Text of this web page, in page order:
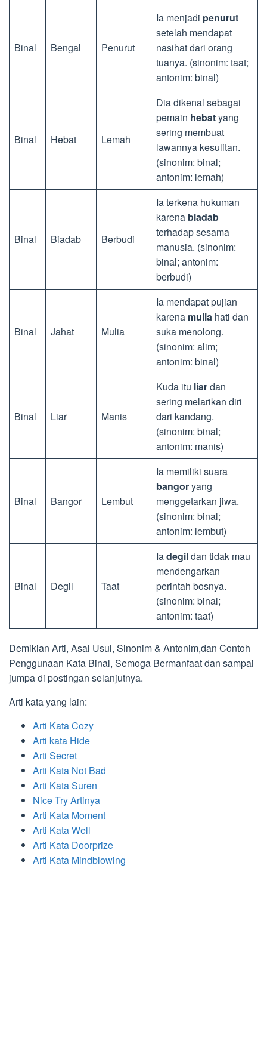
Binal Bengal Penurut
Ia menjadi penurut
setelah mendapat
nasihat dari orang
tuanya. (sinonim: taat;
antonim: binal)
Binal Hebat Lemah
Dia dikenal sebagai
pemain hebatyang
sering membuat
lawannya kesulitan.
(sinonim: binal;
antonim: lemah)
Binal Biadab Berbudi
Ia terkena hukuman
karena biadab
terhadap sesama
manusia. (sinonim:
binal; antonim:
berbudi)
Binal Jahat Mulia
Ia mendapat pujian
karena mulia hati dan
suka menolong.
(sinonim: alim;
antonim: binal)
Binal Liar Manis
Kuda itu liardan
sering melarikan diri
dari kandang.
(sinonim: binal;
antonim: manis)
Binal Bangor Lembut
Ia memiliki suara
bangoryang
menggetarkan jiwa.
(sinonim: binal;
antonim: lembut)
Binal Degil Taat
Iadegildan tidak mau
mendengarkan
perintah bosnya.
(sinonim: binal;
antonim: taat)
Demikian Arti, Asal Usul, Sinonim & Antonim,dan Contoh
Penggunaan Kata Binal, Semoga Bermanfaat dan sampai
jumpa di postingan selanjutnya.
Arti kata yang lain:
Arti Kata Cozy
Arti kata Hide
Arti Secret
Arti Kata Not Bad
Arti Kata Suren
Nice Try Artinya
Arti Kata Moment
Arti Kata Well
Arti Kata Doorprize
Arti Kata Mindblowing